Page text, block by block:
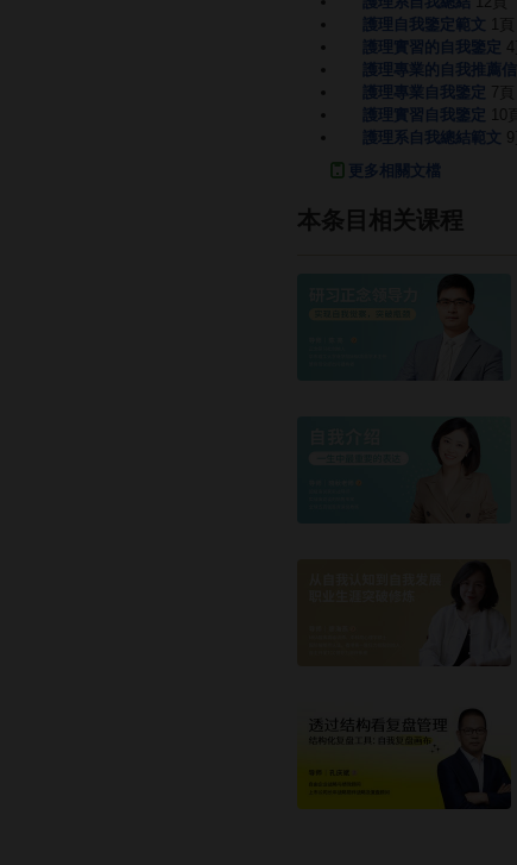
護理自我鑒定範文 1頁
護理實習的自我鑒定
護理專業的自我推薦信
護理專業自我鑒定 7頁
護理實習自我鑒定 10頁
護理系自我總結範文
更多相關文檔
本条目相关课程